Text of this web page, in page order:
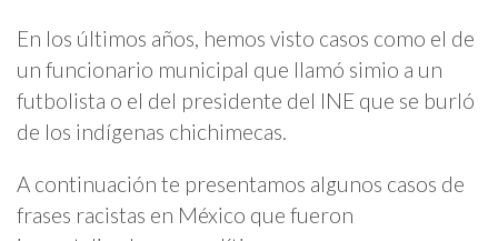
En los últimos años, hemos visto casos como el de
un funcionario municipal que llamó simio a un
futbolista o el del presidente del INE que se burló
de los indígenas chichimecas.
A continuación te presentamos algunos casos de
frases racistas en México que fueron